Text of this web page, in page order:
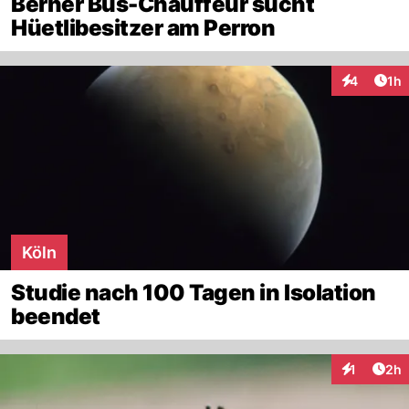
Hüetlibesitzer am Perron
4 1h
Köln
Studie nach 100 Tagen in Isolation
beendet
1 2h